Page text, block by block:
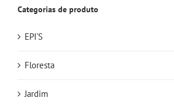
Categorias de produto
EPI'S
Floresta
Jardim